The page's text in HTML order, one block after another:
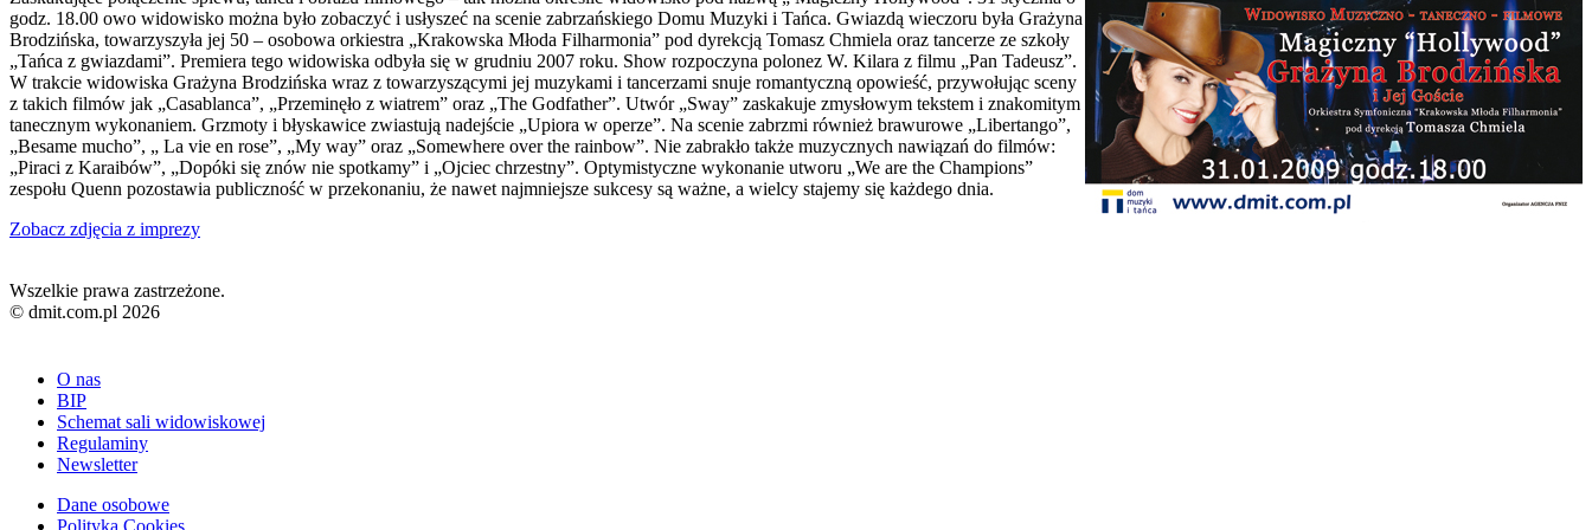
godz. 18.00 owo widowisko można było zobaczyć i usłyszeć na scenie zabrzańskiego Domu Muzyki i Tańca. Gwiazdą wieczoru była Grażyna
Brodzińska, towarzyszyła jej 50 – osobowa orkiestra „Krakowska Młoda Filharmonia” pod dyrekcją Tomasz Chmiela oraz tancerze ze szkoły
„Tańca z gwiazdami”. Premiera tego widowiska odbyła się w grudniu 2007 roku. Show rozpoczyna polonez W. Kilara z filmu „Pan Tadeusz”.
W trakcie widowiska Grażyna Brodzińska wraz z towarzyszącymi jej muzykami i tancerzami snuje romantyczną opowieść, przywołując sceny
z takich filmów jak „Casablanca”, „Przeminęło z wiatrem” oraz „The Godfather”. Utwór „Sway” zaskakuje zmysłowym tekstem i znakomitym
tanecznym wykonaniem. Grzmoty i błyskawice zwiastują nadejście „Upiora w operze”. Na scenie zabrzmi również brawurowe „Libertango”,
„Besame mucho”, „ La vie en rose”, „My way” oraz „Somewhere over the rainbow”. Nie zabrakło także muzycznych nawiązań do filmów:
„Piraci z Karaibów”, „Dopóki się znów nie spotkamy” i „Ojciec chrzestny”. Optymistyczne wykonanie utworu „We are the Champions”
zespołu Quenn pozostawia publiczność w przekonaniu, że nawet najmniejsze sukcesy są ważne, a wielcy stajemy się każdego dnia.
Zobacz zdjęcia z imprezy
Wszelkie prawa zastrzeżone.
© dmit.com.pl 2026
O nas
BIP
Schemat sali widowiskowej
Regulaminy
Newsletter
Dane osobowe
Polityka Cookies